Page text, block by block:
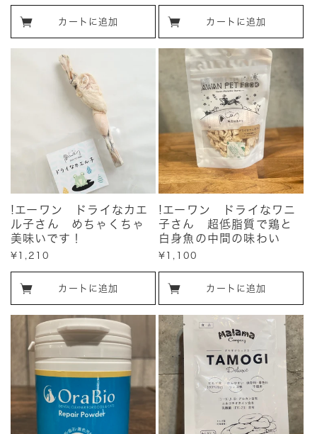
価
カートに追加
価
カートに追加
!エーワン ドライなカエ
ル子さん めちゃくちゃ
美味いです！
販
価
¥1,210
カートに追加
!エーワン ドライなワニ
子さん 超低脂質で鶏と
白身魚の中間の味わい
販
価
¥1,100
カートに追加